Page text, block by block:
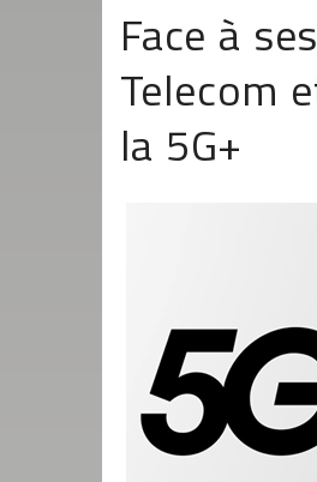
Face à
Telecom
la 5G+